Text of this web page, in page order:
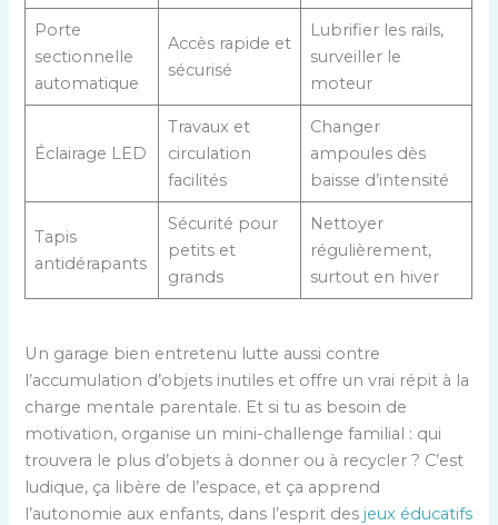
Porte
sectionnelle
automatique
Accès rapide et
sécurisé
Lubrifier les rails,
surveiller le
moteur
Éclairage LED
Travaux et
circulation
facilités
Changer
ampoules dès
baisse d’intensité
Tapis
antidérapants
Sécurité pour
petits et
grands
Nettoyer
régulièrement,
surtout en hiver
Un garage bien entretenu lutte aussi contre
l’accumulation d’objets inutiles et offre un vrai répit à la
charge mentale parentale. Et si tu as besoin de
motivation, organise un mini-challenge familial : qui
trouvera le plus d’objets à donner ou à recycler ? C’est
ludique, ça libère de l’espace, et ça apprend
l’autonomie aux enfants, dans l’esprit des jeux éducatifs